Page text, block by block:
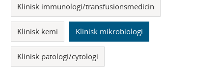
Klinisk immunologi/transfusionsmedicin
Klinisk kemi Klinisk mikrobiologi
Klinisk patologi/cytologi